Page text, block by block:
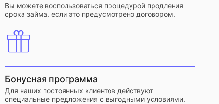
Вы можете воспользоваться процедурой продления
срока займа, если это предусмотрено договором.
Бонусная программа
Для наших постоянных клиентов действуют
специальные предложения с выгодными условиями.